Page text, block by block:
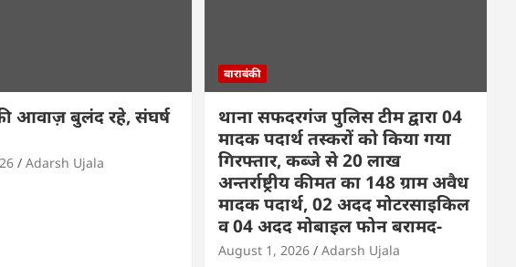
की आवाज़ बुलंद रहे, संघर्ष
Adarsh Ujala
बाराबंकी
थाना सफदरगंज पुलिस टीम द्वारा 04
मादक पदार्थ तस्करों को किया गया
गिरफ्तार, कब्जे से 20 लाख
अन्तर्राष्ट्रीय कीमत का 148 ग्राम अवैध
मादक पदार्थ, 02 अदद मोटरसाइकिल
व 04 अदद मोबाइल फोन बरामद-
August 1, 2026 Adarsh Ujala